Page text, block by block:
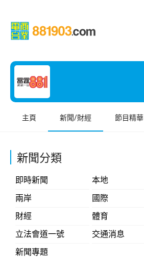
主頁 新聞/財經 節目精華
新聞分類
即時新聞
本地
兩岸
國際
財經
體育
立法會道一號
交通消息
新聞專題